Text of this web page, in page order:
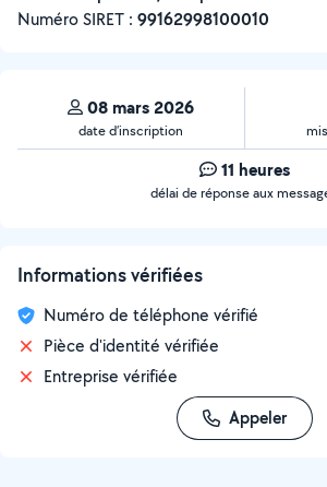
Numéro SIRET : ‍99162998100010
08 mars 2026
date d’inscription
11 heures
délai de réponse aux
Informations vérifiées
Numéro de téléphone vérifié
Pièce d'identité vérifiée
Entreprise vérifiée
Appeler